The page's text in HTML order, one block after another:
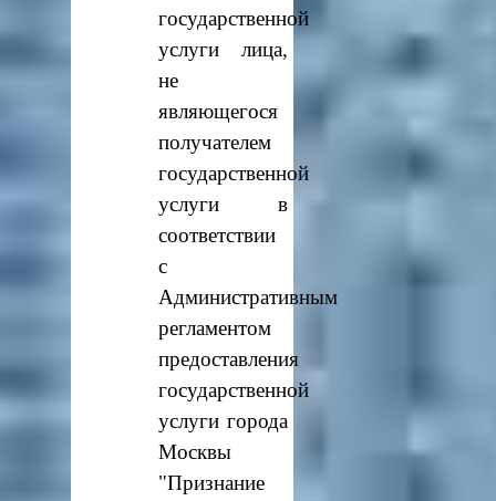
государственной
услуги лица,
не
являющегося
получателем
государственной
услуги в
соответствии
с
Административным
регламентом
предоставления
государственной
услуги города
Москвы
"Признание